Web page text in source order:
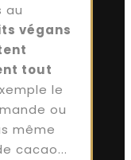
au
végans
tout
le
ou
même
cacao...